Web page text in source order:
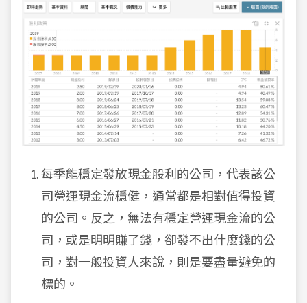
每季能穩定發放現金股利的公司，代表該公
司營運現金流穩健，通常都是相對值得投資
的公司。反之，無法有穩定營運現金流的公
司，或是明明賺了錢，卻發不出什麼錢的公
司，對一般投資人來說，則是要盡量避免的
標的。